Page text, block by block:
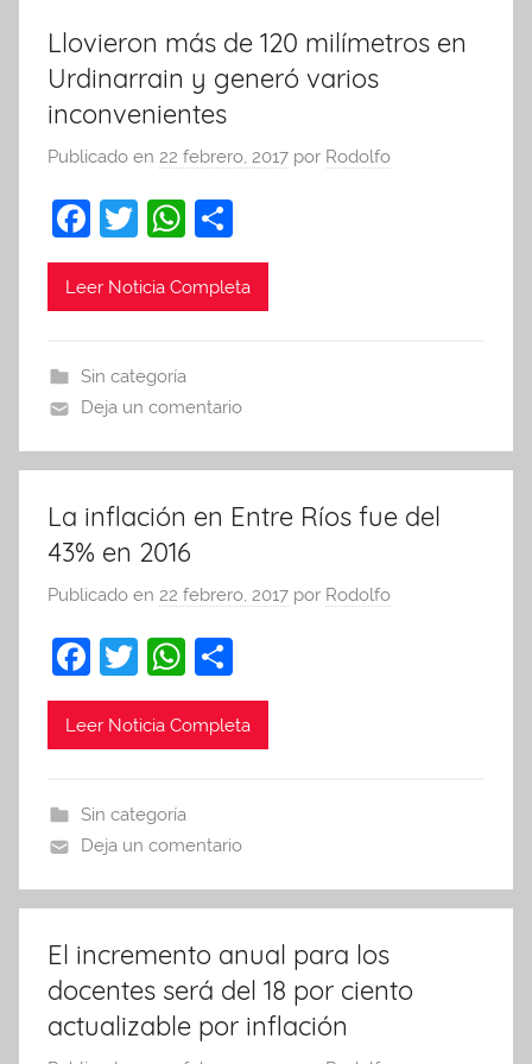
k
Llovieron más de 120 milímetros en
Urdinarrain y generó varios
inconvenientes
Publicado en 22 febrero, 2017 por Rodolfo
F
a
c
b
o
o
k
T
w
itt
W
h
at
A
p
p
o
m
tir
Leer Noticia Completa
Sin categoría
Deja un comentario
La inflación en Entre Ríos fue del
43% en 2016
Publicado en 22 febrero, 2017 por Rodolfo
F
a
c
b
o
o
k
T
w
itt
W
h
at
A
p
p
o
m
tir
Leer Noticia Completa
Sin categoría
Deja un comentario
El incremento anual para los
docentes será del 18 por ciento
actualizable por inflación